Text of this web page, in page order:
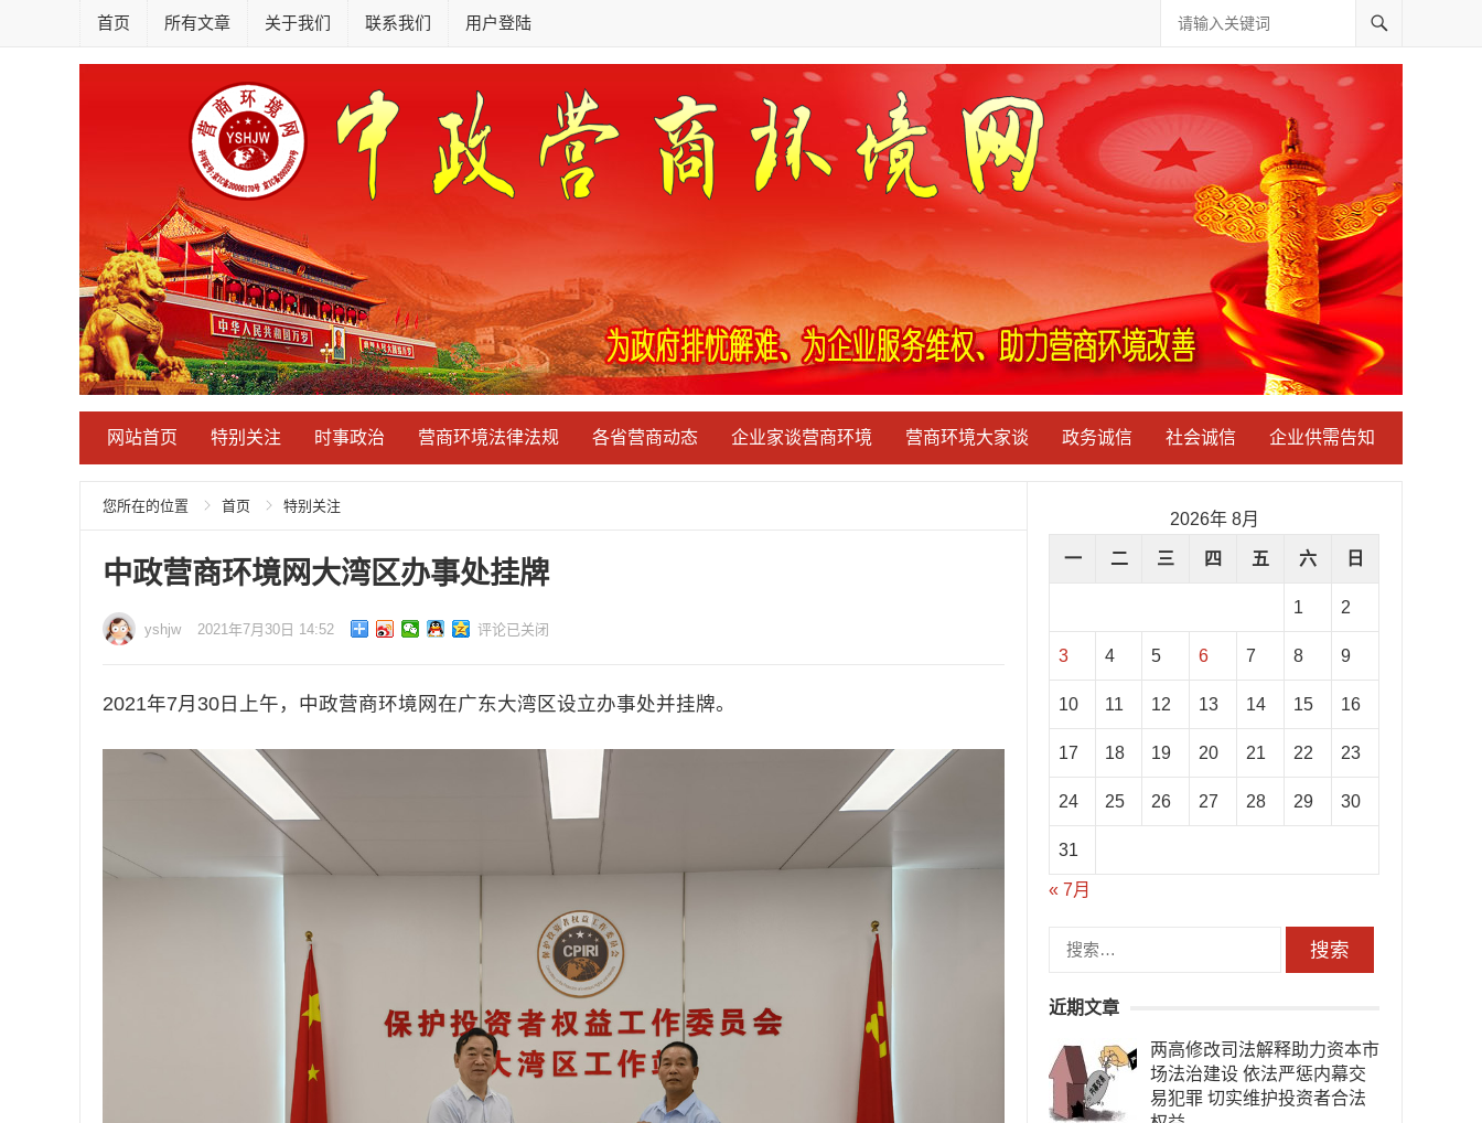
首页 所有文章 关于我们 联系我们 用户登陆
网站首页 特别关注 时事政治 营商环境法律法规 各省营商动态 企业家谈营商环境 营商环境大家谈 政务诚信 社会诚信 企业供需告知
您所在的位置 首页 特别关注
中政营商环境网大湾区办事处挂牌
yshjw 2021年7月30日 14:52 评论已关闭
2021年7月30日上午，中政营商环境网在广东大湾区设立办事处并挂牌。
2026年 8月
一 二 三 四 五 六 日
1 2
3 4 5 6 7 8 9
10 11 12 13 14 15 16
17 18 19 20 21 22 23
24 25 26 27 28 29 30
31
« 7月
近期文章
两高修改司法解释助力资本市
场法治建设 依法严惩内幕交
易犯罪 切实维护投资者合法